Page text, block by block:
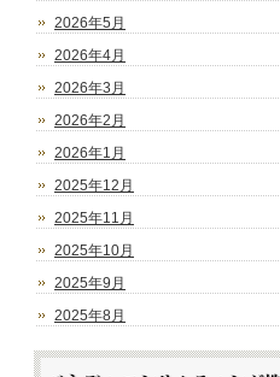
2026年5月
2026年4月
2026年3月
2026年2月
2026年1月
2025年12月
2025年11月
2025年10月
2025年9月
2025年8月